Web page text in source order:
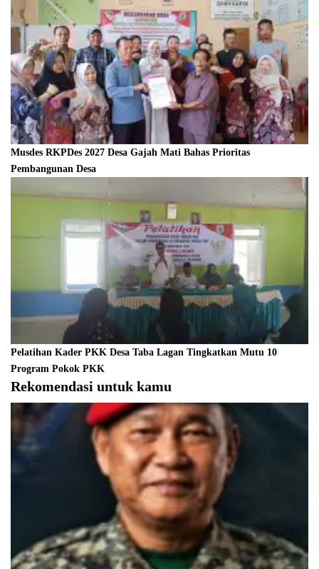
Musdes RKPDes 2027 Desa Gajah Mati Bahas Prioritas
Pembangunan Desa
Pelatihan Kader PKK Desa Taba Lagan Tingkatkan Mutu 10
Program Pokok PKK
Rekomendasi untuk kamu